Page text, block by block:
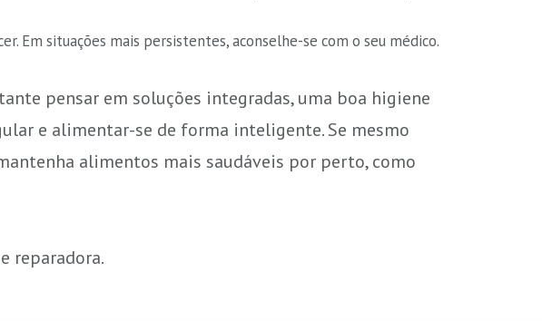
Em situações mais persistentes, aconselhe-se com o seu médico.
pensar em soluções integradas, uma boa higiene
e alimentar-se de forma inteligente. Se mesmo
alimentos mais saudáveis por perto, como
reparadora.